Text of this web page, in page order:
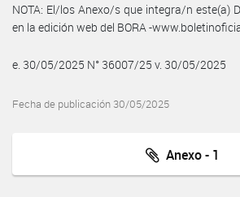
NOTA: El/los Anexo/s que integra/n este(a)
en la edición web del BORA -
e. 30/05/2025 N° 36007/25 v. 30/05/2025
Fecha de publicación 30/05/2025
Anexo - 1